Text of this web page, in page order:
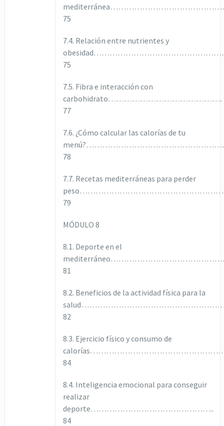
75
7.4. Relación entre nutrientes y
75
7.5. Fibra e interacción con
77
7.6. ¿Cómo calcular las calorías de tu
78
7.7. Recetas mediterráneas para perder
79
MÓDULO 8
8.1. Deporte en el
81
8.2. Beneficios de la actividad física para la
82
8.3. Ejercicio físico y consumo de
84
8.4. Inteligencia emocional para conseguir
realizar
deporte………………………………………..
84